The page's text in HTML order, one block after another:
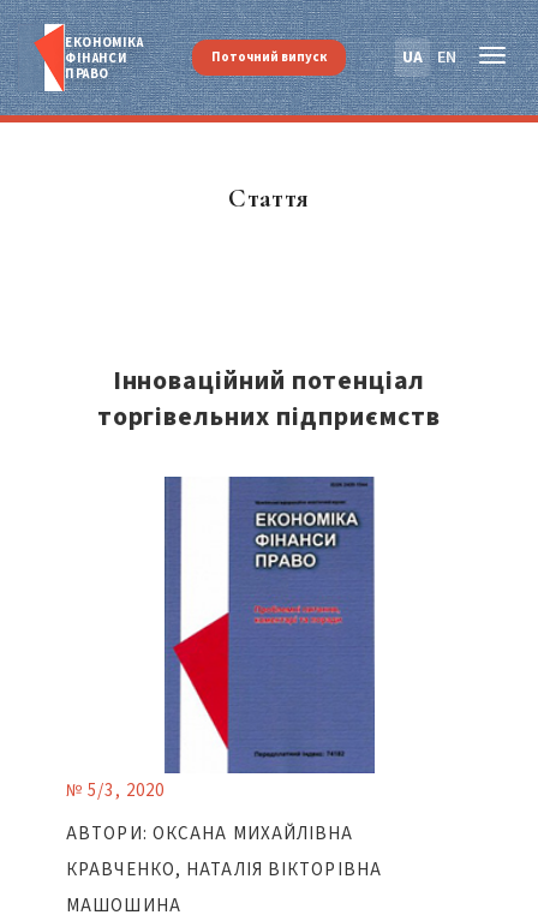
ЕКОНОМІКА
ФІНАНСИ
ПРАВО
UA EN
Поточний випуск
Стаття
Інноваційний потенціал
торгівельних підприємств
№ 5/3, 2020
АВТОРИ: ОКСАНА МИХАЙЛІВНА
КРАВЧЕНКО, НАТАЛІЯ ВІКТОРІВНА
МАШОШИНА